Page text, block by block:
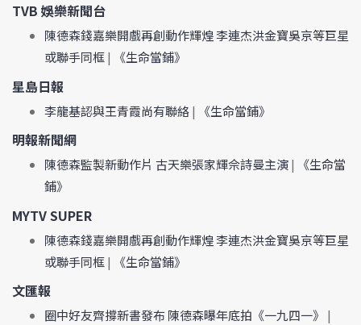
TVB 娛樂新聞台
陳德森錢嘉樂開戲再創動作輝煌 李連杰洪金寶吳京等巨星
或聯手同框| 《生命當鋪》
星島日報
李龍基認與王青霞尚有聯絡| 《生命當鋪》
明報新聞網
陳德森監製新動作片 古天樂張家輝佘詩曼主演|
《生命當
鋪》
MYTV SUPER
陳德森錢嘉樂開戲再創動作輝煌 李連杰洪金寶吳京等巨星
或聯手同框| 《生命當鋪》
文匯報
圈中好友齊撐新書發布 陳德森曝年底拍《一九四一》 |